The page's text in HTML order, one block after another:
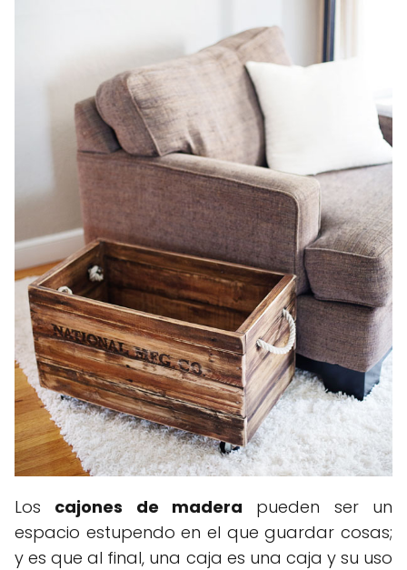
Los cajones de madera pueden ser un
espacio estupendo en el que guardar cosas;
y es que al final, una caja es una caja y su uso